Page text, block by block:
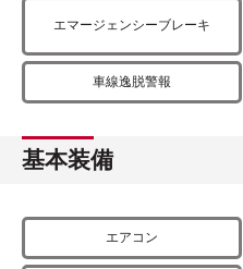
エマージェンシーブレーキ
車線逸脱警報
基本装備
エアコン